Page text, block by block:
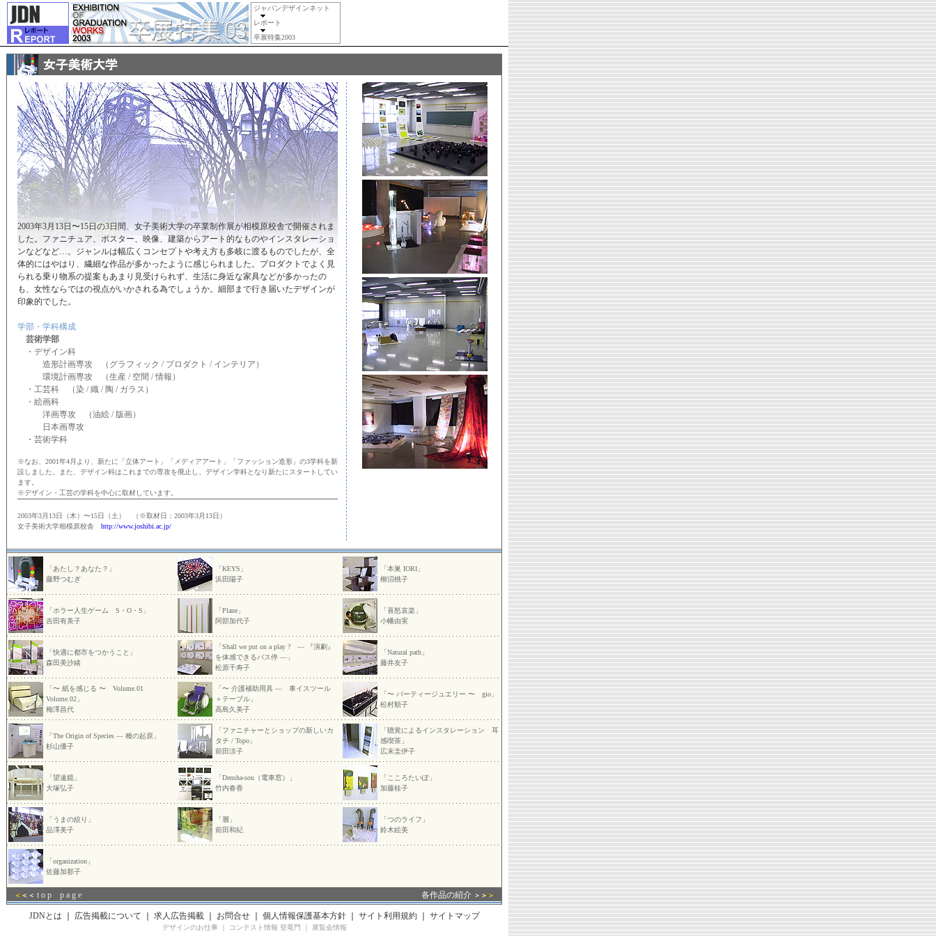
ジャパンデザインネット
レポート
卒展特集2003
2003年3月13日〜15日の3日間、女子美術大学の卒業制作展が相模原校舎で開催されま
した。ファニチュア、ポスター、映像、建築からアート的なものやインスタレーショ
ンなどなど…。ジャンルは幅広くコンセプトや考え方も多岐に渡るものでしたが、全
体的にはやはり、繊細な作品が多かったように感じられました。プロダクトでよく見
られる乗り物系の提案もあまり見受けられず、生活に身近な家具などが多かったの
も、女性ならではの視点がいかされる為でしょうか。細部まで行き届いたデザインが
印象的でした。
学部・学科構成
芸術学部
・デザイン科
造形計画専攻 （グラフィック / プロダクト / インテリア）
環境計画専攻 （生産 / 空間 / 情報）
・工芸科 （染 / 織 / 陶 / ガラス）
・絵画科
洋画専攻 （油絵 / 版画）
日本画専攻
・芸術学科
※なお、2001年4月より、新たに「立体アート」「メディアアート」「ファッション造形」の3学科を新
設しました。また、デザイン科はこれまでの専攻を廃止し、デザイン学科となり新たにスタートしてい
ます。
※デザイン・工芸の学科を中心に取材しています。
2003年3月13日（木）〜15日（土） （※取材日：2003年3月13日）
女子美術大学相模原校舎 http://www.joshibi.ac.jp/
「あたし？あなた？」
藤野つむぎ
「KEYS」
浜田陽子
「本巣 IORI」
柳沼桃子
「ホラー人生ゲーム S・O・S」
吉田有美子
「Plane」
阿部加代子
「喜怒哀楽」
小幡由実
「快適に都市をつかうこと」
森田美沙緒
「Shall we put on a play ? — 『演劇』
を体感できるバス停 —」
松原千寿子
「Natural path」
藤井友子
「〜 紙を感じる 〜 Volume.01
Volume.02」
梅澤昌代
「〜 介護補助用具 — 車イスツール
＋テーブル」
高島久美子
「〜 パーティージュエリー 〜 gio」
松村順子
「The Origin of Species — 種の起原」
杉山優子
「ファニチャーとショップの新しいカ
タチ / Topo」
前田涼子
「聴覚によるインスタレーション 耳
感喫茶」
広末圭伊子
「望遠鏡」
大塚弘子
「Densha-sou（電車窓）」
竹内春香
「こころたいぽ」
加藤桂子
「うまの絞り」
品澤美子
「層」
前田和紀
「つのライフ」
鈴木絵美
「organization」
佐藤加那子
＜ ＜ ＜ t o p p a g e 各作品の紹介 ＞ ＞ ＞
JDNとは 広告掲載について 求人広告掲載｜ お問合せ｜ 個人情報保護基本方針｜ サイト利用規約｜ サイトマップ
デザインのお仕事｜ コンテスト情報 登竜門
展覧会情報